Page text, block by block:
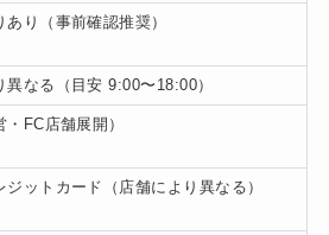
あり（事前確認推奨）
異なる（目安 9:00〜18:00）
FC店舗展開）
ジットカード（店舗により異なる）